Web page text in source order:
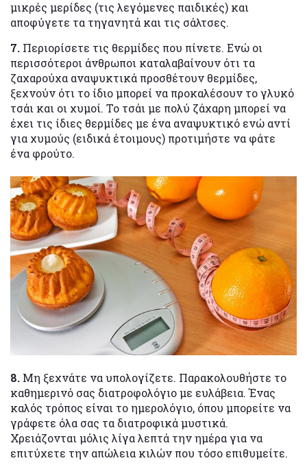
μικρές μερίδες (τις λεγόμενες παιδικές) και
αποφύγετε τα τηγανητά και τις σάλτσες.
7. Περιορίσετε τις θερμίδες που πίνετε. Ενώ οι
περισσότεροι άνθρωποι καταλαβαίνουν ότι τα
ζαχαρούχα αναψυκτικά προσθέτουν θερμίδες,
ξεχνούν ότι το ίδιο μπορεί να προκαλέσουν το γλυκό
τσάι και οι χυμοί. Το τσάι με πολύ ζάχαρη μπορεί να
έχει τις ίδιες θερμίδες με ένα αναψυκτικό ενώ αντί
για χυμούς (ειδικά έτοιμους) προτιμήστε να φάτε
ένα φρούτο.
8. Μη ξεχνάτε να υπολογίζετε. Παρακολουθήστε το
καθημερινό σας διατροφολόγιο με ευλάβεια. Ένας
καλός τρόπος είναι το ημερολόγιο, όπου μπορείτε να
γράφετε όλα σας τα διατροφικά μυστικά.
Χρειάζονται μόλις λίγα λεπτά την ημέρα για να
επιτύχετε την απώλεια κιλών που τόσο επιθυμείτε.